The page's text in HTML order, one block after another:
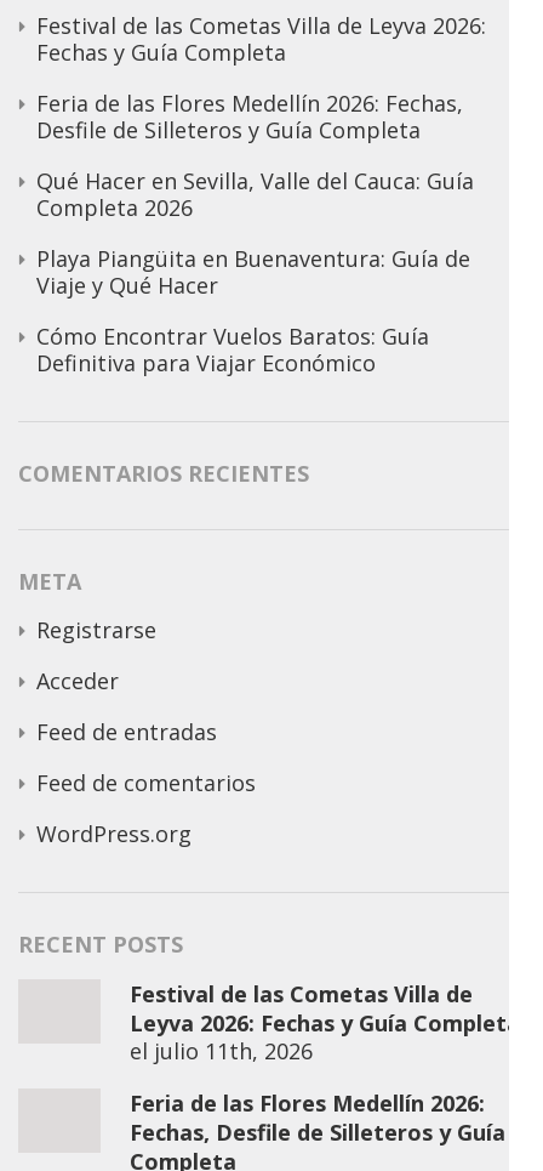
Festival de las Cometas Villa de Leyva 2026:
Fechas y Guía Completa
Feria de las Flores Medellín 2026: Fechas,
Desfile de Silleteros y Guía Completa
Qué Hacer en Sevilla, Valle del Cauca: Guía
Completa 2026
Playa Piangüita en Buenaventura: Guía de
Viaje y Qué Hacer
Cómo Encontrar Vuelos Baratos: Guía
Definitiva para Viajar Económico
COMENTARIOS RECIENTES
META
Registrarse
Acceder
Feed de entradas
Feed de comentarios
WordPress.org
RECENT POSTS
Festival de las Cometas Villa de
Leyva 2026: Fechas y Guía Completa
el julio 11th, 2026
Feria de las Flores Medellín 2026:
Fechas, Desfile de Silleteros y Guía
Completa